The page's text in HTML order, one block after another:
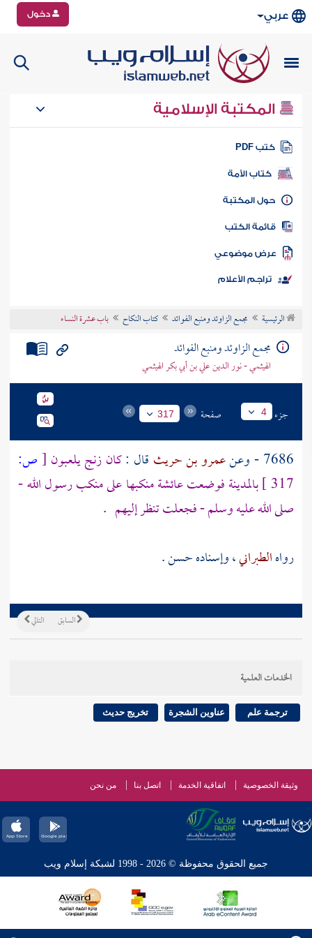
عربي دخول
المكتبة الإسلامية
كتب PDF
كتاب الأمة
المكتبة
الكتب
موضوعي
تراجم الأعلام
الرئيسية مجمع الزاوئد ومنبع الفوائد كتاب النكاح باب عشرة النساء
مجمع الزاوئد ومنبع الفوائد
الهيثمي - نور الدين علي بن أبي بكر الهيثمي
جزء 4 صفحة 317
7686 - وعن عمرو بن حريث قال :كان زنج يلعبون [ص:
317 ] بالمدينةفوضعتعائشةمنكبها على منكب رسول الله -
صلى الله عليه وسلم - فجعلت تنظر إليهم .
رواهالطبراني، وإسناده حسن .
التالي السابق
الخدمات العلمية
ترجمة علم عناوين الشجرة تخريج حديث
وثيقة الخصوصية اتفاقية الخدمة اتصل بنا من نحن
جميع الحقوق محفوظة © 2026 - 1998 لشبكة إسلام ويب